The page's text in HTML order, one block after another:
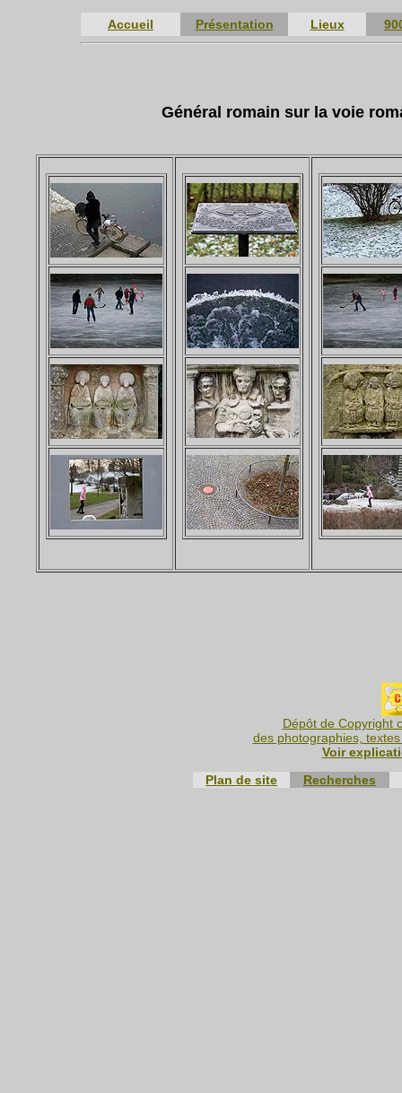
Accueil Présentation Lieux
Général romain sur la voie
Dépôt de Copyright
des photographies,
Voir
Plan de site
Recherches